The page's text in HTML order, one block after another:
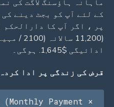
ماہانہ ہاؤسنگ لاگت کی
کے لئے آپ کو بجٹ دینے
(11,200
ادائیگی $1,645. ہوگی۔
قرض کی زندگی پر ادا
Payment ×